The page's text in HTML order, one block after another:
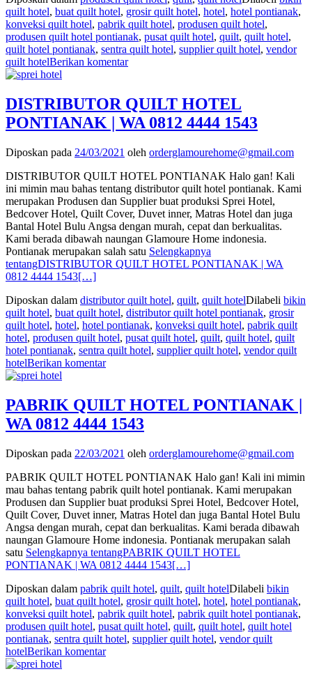
quilt hotel, buat quilt hotel, grosir quilt hotel, hotel, hotel pontianak,
konveksi quilt hotel, pabrik quilt hotel, produsen quilt hotel,
produsen quilt hotel pontianak, pusat quilt hotel, quilt, quilt hotel,
quilt hotel pontianak, sentra quilt hotel, supplier quilt hotel, vendor
quilt hotelBerikan komentar
DISTRIBUTOR QUILT HOTEL
PONTIANAK | WA 0812 4444 1543
Diposkan pada 24/03/2021 oleh orderglamourehome@gmail.com
DISTRIBUTOR QUILT HOTEL PONTIANAK Halo gan! Kali
ini mimin mau bahas tentang distributor quilt hotel pontianak. Kami
merupakan Produsen dan Supplier buat produksi Sprei Hotel,
Bedcover Hotel, Quilt Cover, Duvet inner, Matras Hotel dan juga
Bantal Hotel Bulu Angsa dengan murah, cepat dan berkualitas.
Kami berada dibawah naungan Glamoure Home indonesia.
Pontianak merupakan salah satu Selengkapnya
tentangDISTRIBUTOR QUILT HOTEL PONTIANAK | WA
0812 4444 1543[…]
Diposkan dalam distributor quilt hotel, quilt, quilt hotelDilabeli bikin
quilt hotel, buat quilt hotel, distributor quilt hotel pontianak, grosir
quilt hotel, hotel, hotel pontianak, konveksi quilt hotel, pabrik quilt
hotel, produsen quilt hotel, pusat quilt hotel, quilt, quilt hotel, quilt
hotel pontianak, sentra quilt hotel, supplier quilt hotel, vendor quilt
hotelBerikan komentar
PABRIK QUILT HOTEL PONTIANAK |
WA 0812 4444 1543
Diposkan pada 22/03/2021 oleh orderglamourehome@gmail.com
PABRIK QUILT HOTEL PONTIANAK Halo gan! Kali ini mimin
mau bahas tentang pabrik quilt hotel pontianak. Kami merupakan
Produsen dan Supplier buat produksi Sprei Hotel, Bedcover Hotel,
Quilt Cover, Duvet inner, Matras Hotel dan juga Bantal Hotel Bulu
Angsa dengan murah, cepat dan berkualitas. Kami berada dibawah
naungan Glamoure Home indonesia. Pontianak merupakan salah
satu Selengkapnya tentangPABRIK QUILT HOTEL
PONTIANAK | WA 0812 4444 1543[…]
Diposkan dalam pabrik quilt hotel, quilt, quilt hotelDilabeli bikin
quilt hotel, buat quilt hotel, grosir quilt hotel, hotel, hotel pontianak,
konveksi quilt hotel, pabrik quilt hotel, pabrik quilt hotel pontianak,
produsen quilt hotel, pusat quilt hotel, quilt, quilt hotel, quilt hotel
pontianak, sentra quilt hotel, supplier quilt hotel, vendor quilt
hotelBerikan komentar